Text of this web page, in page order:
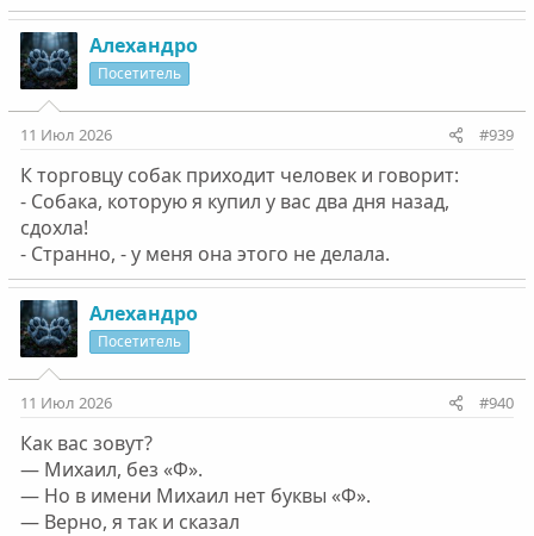
Алехандро
Посетитель
11 Июл 2026 #939
К торговцу собак приходит человек и говорит:
- Собака, которую я купил у вас два дня назад,
сдохла!
- Странно, - у меня она этого не делала.
Алехандро
Посетитель
11 Июл 2026 #940
Как вас зовут?
— Михаил, без «Ф».
— Но в имени Михаил нет буквы «Ф».
— Верно, я так и сказал